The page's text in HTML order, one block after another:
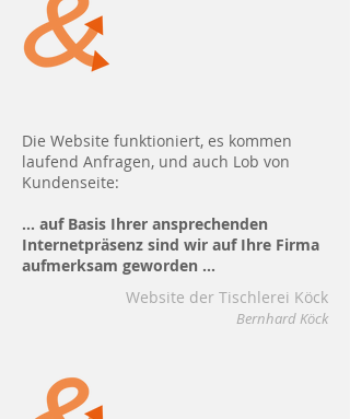
Die Website funktioniert, es kommen
laufend Anfragen, und auch Lob von
Kundenseite:
... auf Basis Ihrer ansprechenden
Internetpräsenz sind wir auf Ihre Firma
aufmerksam geworden ...
Website der Tischlerei Köck
Bernhard Köck